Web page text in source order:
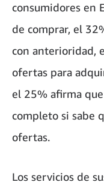
consumidores en
de comprar, el
con anterioridad,
ofertas para
el 25% afirma
completo si sabe
ofertas.
Los servicios de